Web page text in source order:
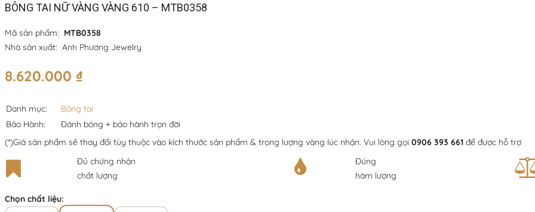
BÔNG TAI NỮ VÀNG VÀNG 610 – MTB0358
Mã sản phẩm: MTB0358
Nhà sản xuất: Anh Phương Jewelry
8.620.000 ₫
Danh mục:
Bông tai
Bảo Hành:
Đánh bóng + bảo hành trọn đời
(*)Giá sản phẩm sẽ thay đổi tùy thuộc vào kích thước sản phẩm & trọng lượng vàng lúc nhận. Vui lòng gọi 0906 393 661 để được hỗ trợ
Đủ chứng nhận
chất lượng
Đúng
hàm lượng
Chọn chất liệu: